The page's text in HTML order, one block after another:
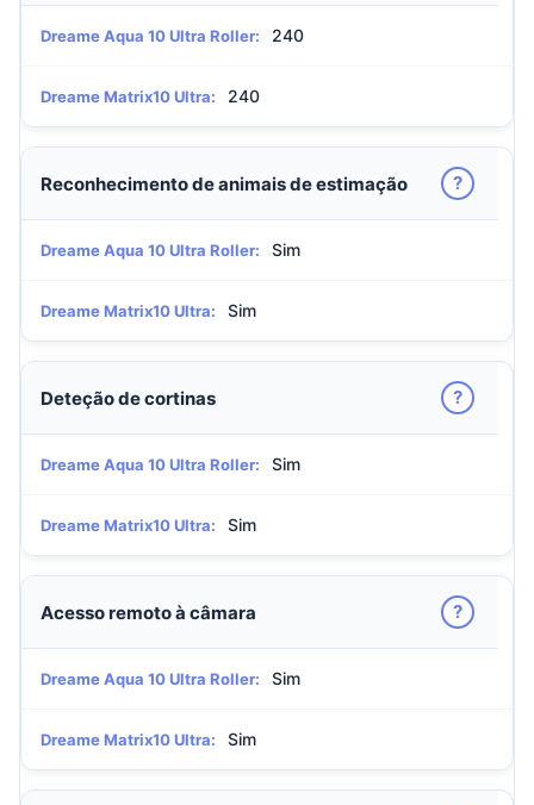
Dreame Aqua 10 Ultra Roller: 240
Dreame Matrix10 Ultra: 240
Reconhecimento de animais de estimação ?
Dreame Aqua 10 Ultra Roller: Sim
Dreame Matrix10 Ultra: Sim
Deteção de cortinas ?
Dreame Aqua 10 Ultra Roller: Sim
Dreame Matrix10 Ultra: Sim
Acesso remoto à câmara ?
Dreame Aqua 10 Ultra Roller: Sim
Dreame Matrix10 Ultra: Sim